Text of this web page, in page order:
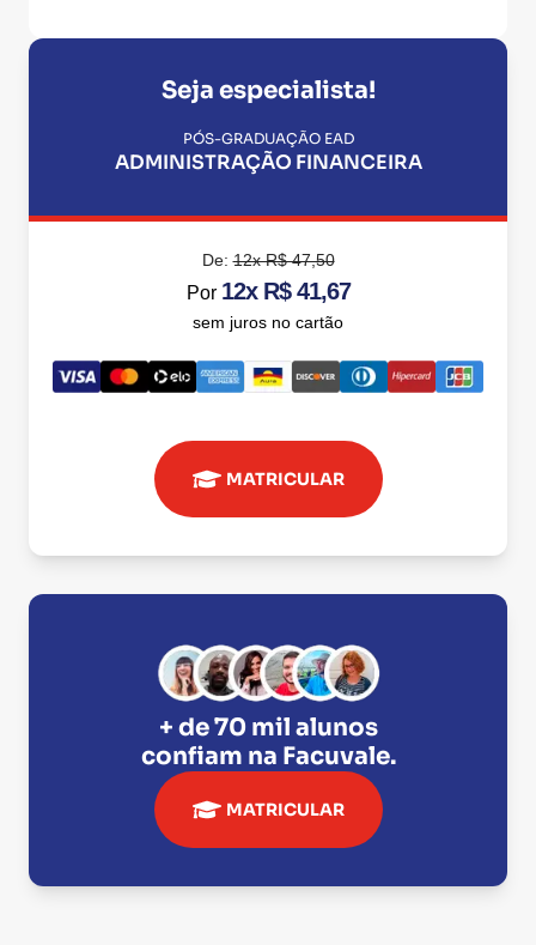
Seja especialista!
PÓS-GRADUAÇÃO EAD
ADMINISTRAÇÃO FINANCEIRA
De:12x R$ 47,50
Por 12x R$ 41,67
sem juros no cartão
MATRICULAR
+ de 70 mil alunos
confiam na Facuvale.
MATRICULAR